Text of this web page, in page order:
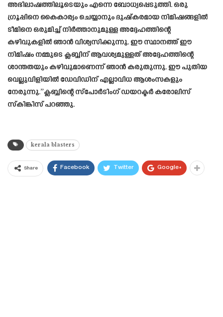
അഭിലാഷത്തിലൂടെയും എന്നെ ബോധ്യപ്പെടുത്തി. ഒരു
ഗ്രൂപ്പിനെ കൈകാര്യം ചെയ്യാനും ദുഷ്‌കരമായ നിമിഷങ്ങളിൽ
ടീമിനെ ഒരുമിച്ച് നിർത്താനുമുള്ള അദ്ദേഹത്തിന്റെ
കഴിവുകളിൽ ഞാൻ വിശ്വസിക്കുന്നു. ഈ സ്ഥാനത്ത് ഈ
നിമിഷം നമ്മുടെ ക്ലബ്ബിന് ആവശ്യമുള്ളത് അദ്ദേഹത്തിന്റെ
ശാന്തതയും കഴിവുമാണെന്ന് ഞാൻ കരുതുന്നു. ഈ പുതിയ
വെല്ലുവിളിയിൽ ഡേവിഡിന് എല്ലാവിധ ആശംസകളും
നേരുന്നു.”ക്ലബ്ബിന്റെ സ്‌പോർടിംഗ് ഡയറക്ടർ കരോലിസ്
സ്കിങ്കിസ് പറഞ്ഞു.
kerala blasters
Share Facebook Twitter Google+